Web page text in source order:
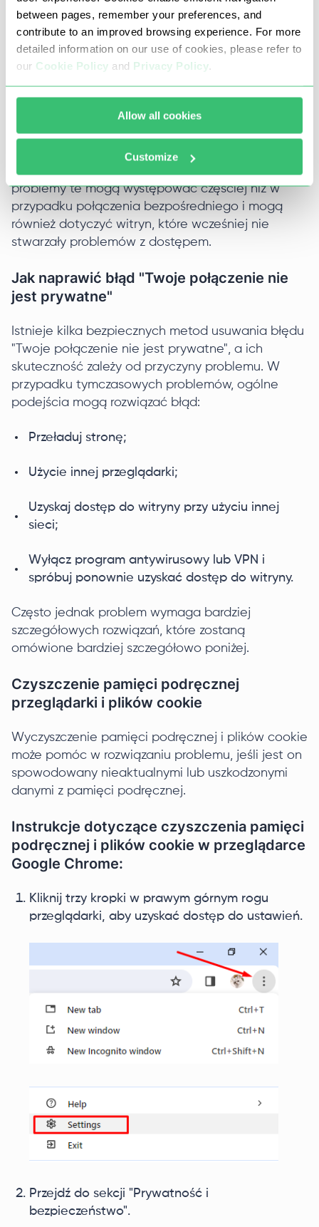
between pages, remember your preferences, and
contribute to an improved browsing experience. For more
detailed information on our use of cookies, please refer to
our Cookie Policy and Privacy Policy.
Allow all cookies
Customize
mogą wystąpić błędy, prowadzące do
ostrzeżeń o bezpieczeństwie;
Usługa VPN może zmienić ustawienia sieciowe
urządzenia, prowadząc do konfliktów w
przeglądarce, w tym nieprawidłowego
przetwarzania żądań sieciowych.
W przypadku łączenia się przez VPN lub
korzystania z oprogramowania antywirusowego,
problemy te mogą występować częściej niż w
przypadku połączenia bezpośredniego i mogą
również dotyczyć witryn, które wcześniej nie
stwarzały problemów z dostępem.
Jak naprawić błąd "Twoje połączenie nie
jest prywatne"
Istnieje kilka bezpiecznych metod usuwania błędu
"Twoje połączenie nie jest prywatne", a ich
skuteczność zależy od przyczyny problemu. W
przypadku tymczasowych problemów, ogólne
podejścia mogą rozwiązać błąd:
Przeładuj stronę;
Użycie innej przeglądarki;
Uzyskaj dostęp do witryny przy użyciu innej
sieci;
Wyłącz program antywirusowy lub VPN i
spróbuj ponownie uzyskać dostęp do witryny.
Często jednak problem wymaga bardziej
szczegółowych rozwiązań, które zostaną
omówione bardziej szczegółowo poniżej.
Czyszczenie pamięci podręcznej
przeglądarki i plików cookie
Wyczyszczenie pamięci podręcznej i plików cookie
może pomóc w rozwiązaniu problemu, jeśli jest on
spowodowany nieaktualnymi lub uszkodzonymi
danymi z pamięci podręcznej.
Instrukcje dotyczące czyszczenia pamięci
podręcznej i plików cookie w przeglądarce
Google Chrome:
Kliknij trzy kropki w prawym górnym rogu
przeglądarki, aby uzyskać dostęp do ustawień.
Przejdź do sekcji "Prywatność i
bezpieczeństwo".